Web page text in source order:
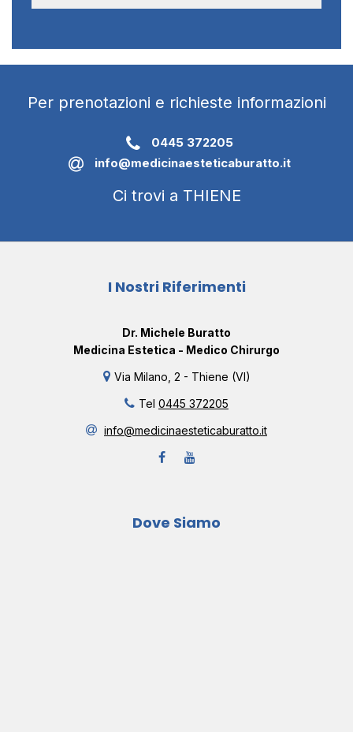
Per prenotazioni e richieste informazioni
0445 372205
info@medicinaesteticaburatto.it
Ci trovi a THIENE
I Nostri Riferimenti
Dr. Michele Buratto
Medicina Estetica - Medico Chirurgo
Via Milano, 2 - Thiene (VI)
Tel 0445 372205
info@medicinaesteticaburatto.it
Dove Siamo